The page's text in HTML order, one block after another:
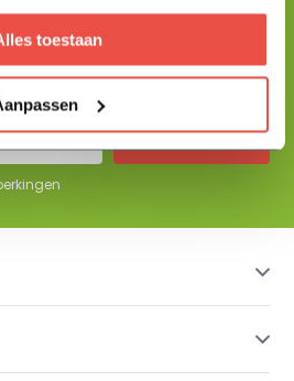
toestaan
per mail